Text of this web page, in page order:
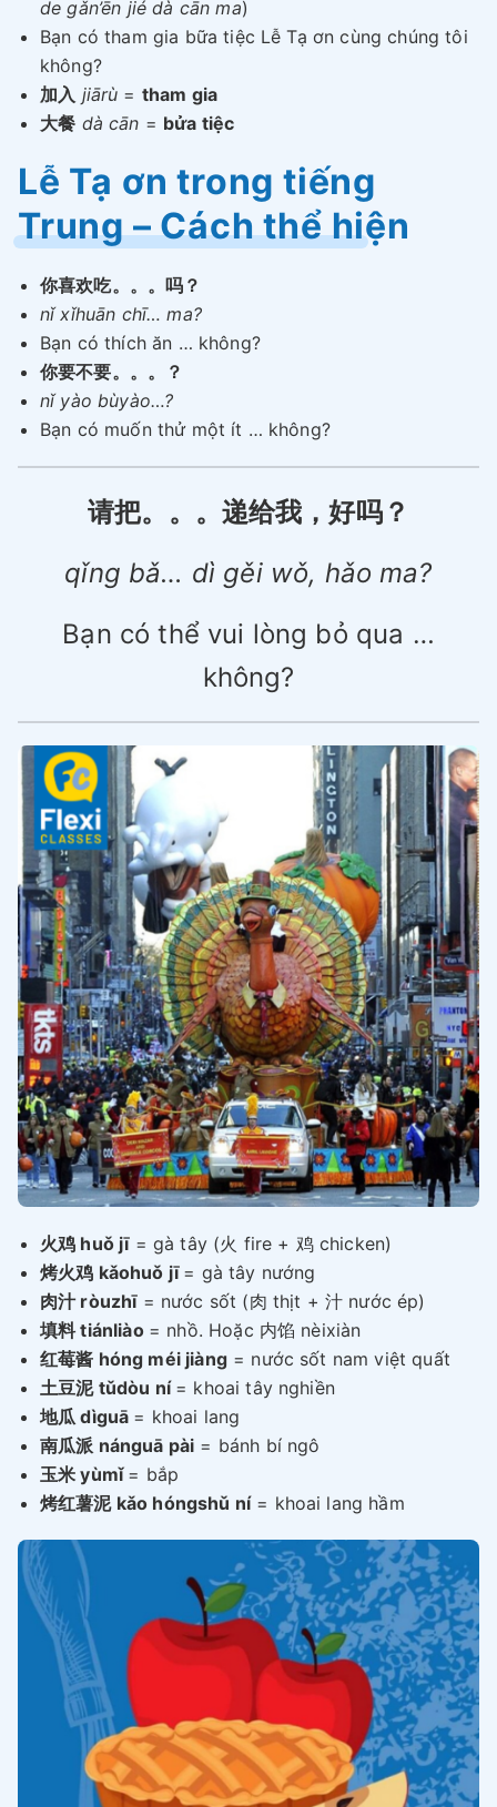
de gǎn’ēn jié dà cān ma)
Bạn có tham gia bữa tiệc Lễ Tạ ơn cùng chúng tôi
không?
加入 jiārù = tham gia
大餐 dà cān = bửa tiệc
Lễ Tạ ơn trong tiếng
Trung – Cách thể hiện
你喜欢吃。。。吗？
nǐ xǐhuān chī… ma?
Bạn có thích ăn … không?
你要不要。。。？
nǐ yào bùyào…?
Bạn có muốn thử một ít … không?
请把。。。递给我，好吗？
qǐng bǎ… dì gěi wǒ, hǎo ma?
Bạn có thể vui lòng bỏ qua …
không?
火鸡 huǒ jī= gà tây (火 fire + 鸡 chicken)
烤火鸡 kǎohuǒ jī = gà tây nướng
肉汁 ròuzhī= nước sốt (肉 thịt + 汁 nước ép)
填料 tiánliào = nhồ. Hoặc 内馅 nèixiàn
红莓酱 hóng méi jiàng= nước sốt nam việt quất
土豆泥 tǔdòu ní = khoai tây nghiền
地瓜 dìguā = khoai lang
南瓜派 nánguā pài = bánh bí ngô
玉米 yùmǐ = bắp
烤红薯泥 kǎo hóngshǔ ní= khoai lang hầm